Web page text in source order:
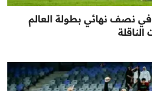
في نصف نهائي بطولة العالم
الناقلة